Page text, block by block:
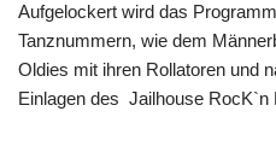
Aufgelockert wird das
Tanznummern, wie dem
Oldies mit ihren Rollatoren und
Einlagen des Jailhouse RocK`n